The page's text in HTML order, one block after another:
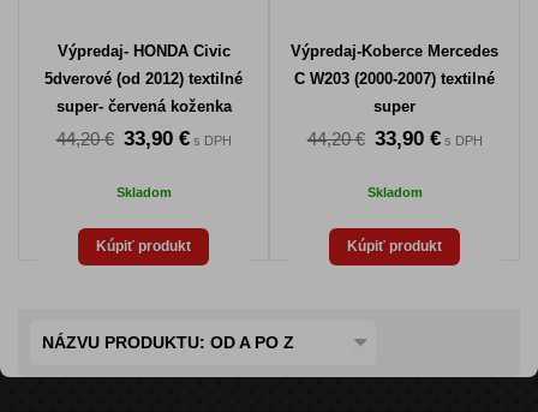
Výpredaj- HONDA Civic
5dverové (od 2012) textilné
super- červená koženka
44,20 € 33,90 €s DPH
Skladom
Kúpiť produkt
Výpredaj-Koberce Mercedes
C W203 (2000-2007) textilné
super
44,20 € 33,90 €s DPH
Skladom
Kúpiť produkt
NÁZVU PRODUKTU: OD A PO Z